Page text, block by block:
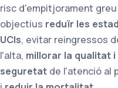
risc d'empitjorament
objectius reduïr les
UCIs, evitar reingressos
l'alta, millorar la qualitat i
seguretat de l'atenció al